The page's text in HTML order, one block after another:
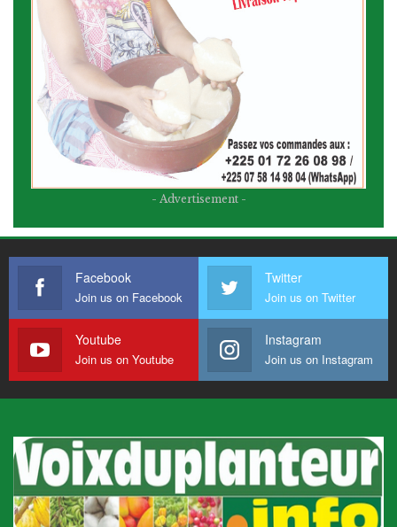
- Advertisement -
Facebook
Join us on Facebook
Twitter
Join us on Twitter
Youtube
Join us on Youtube
Instagram
Join us on Instagram